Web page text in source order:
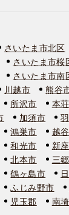
さいたま市北区
さいたま市桜
さいたま市南
川越市 熊谷
所沢市 本
加須市
鴻巣市 越
和光市 新
北本市 三
鶴ヶ島市
ふじみ野市
児玉郡 南